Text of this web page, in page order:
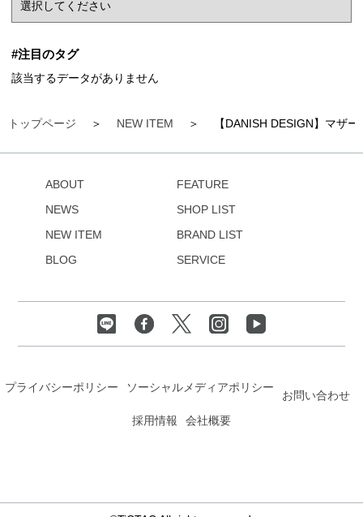
トップページ NEW ITEM 【DANISH DESIGN】マザ
#注目のタグ
該当するデータがありません
ABOUT
NEWS
NEW ITEM
BLOG
FEATURE
SHOP LIST
BRAND LIST
SERVICE
プライバシーポリシー ソーシャルメディアポリシー
お問い合わせ
採用情報
会社概要